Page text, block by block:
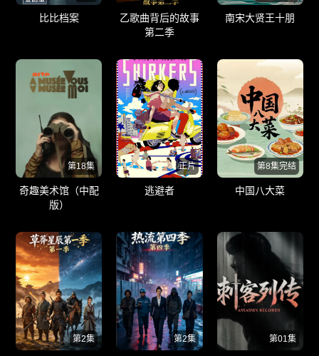
比比档案
乙歌曲背后的故事
第二季
南宋大贤王十朋
第18集
奇趣美术馆（中配
版）
正片
逃避者
第8集完结
中国八大菜
第2集 第2集 第01集